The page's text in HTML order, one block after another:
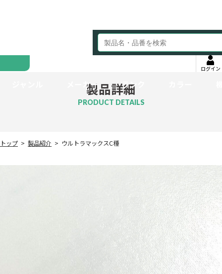
ログイン
メーカー ランク
製品詳細
PRODUCT DETAILS
トップ 製品紹介 ウルトラマックスC種